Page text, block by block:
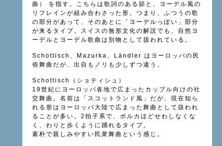
曲） を指す。こちらは歌詞のある節と、ヨーデル風の
リフレインが組み合わさった形。つまり、ふつうの歌
の部分があって、そのあとに「ヨーデルっぽい」部分
が来るタイプ。スイスの無形文化の解説でも、自然ヨ
ーデルとヨーデル歌曲は別物として扱われている。
Schottisch、Mazurka、Ländler はヨーロッパの民
俗舞曲だが、出自もノリも少しずつ違う。
Schottisch（ショティシュ）
19世紀にヨーロッパ各地で広まったカップル向けの社
交舞曲。名前は「スコットランド風」だが、現在知ら
れる形はヨーロッパ大陸で広まった舞曲として扱われ
ることが多い。2拍子系で、ポルカほどせわしなくな
く、わりと歩くように踊れるタイプ。
素朴で親しみやすい民衆舞曲という感じ。